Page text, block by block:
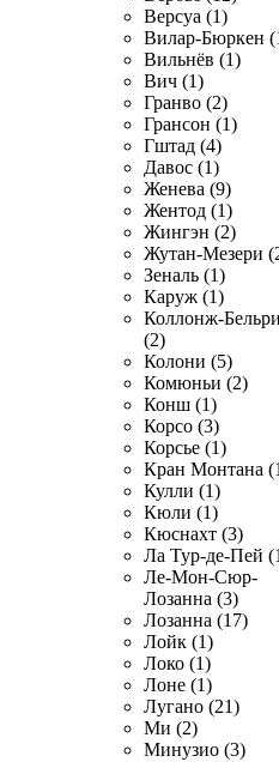
Версуа (1)
Вилар-Бюркен
Вильнёв (1)
Вич (1)
Гранво (2)
Грансон (1)
Гштад (4)
Давос (1)
Женева (9)
Жентод (1)
Жингэн (2)
Жутан-Мезери
Зеналь (1)
Каруж (1)
Коллонж-
(2)
Колони (5)
Комюньи (2)
Конш (1)
Корсо (3)
Корсье (1)
Кран Монтана
Кулли (1)
Кюли (1)
Кюснахт (3)
Ла Тур-де-Пей
Ле-Мон-Сюр-
Лозанна (3)
Лозанна (17)
Лойк (1)
Локо (1)
Лоне (1)
Лугано (21)
Ми (2)
Минузио (3)